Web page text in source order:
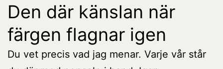
Den där känslan när
färgen flagnar igen
Du vet precis vad jag menar. Varje vår står